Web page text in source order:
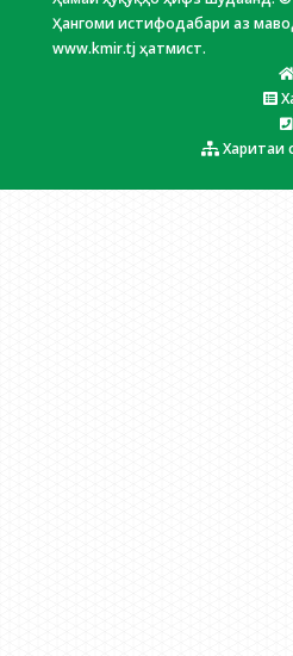
Ҳангоми истифодабари аз
www.kmir.tj ҳатмист.
Харитаи